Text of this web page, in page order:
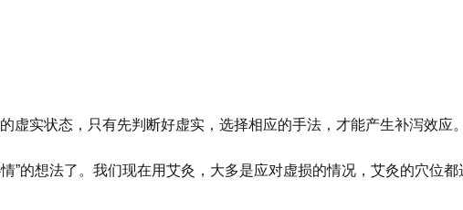
虚实状态，只有先判断好虚实，选择相应的手法，才能产生补泻效应。
”的想法了。我们现在用艾灸，大多是应对虚损的情况，艾灸的穴位